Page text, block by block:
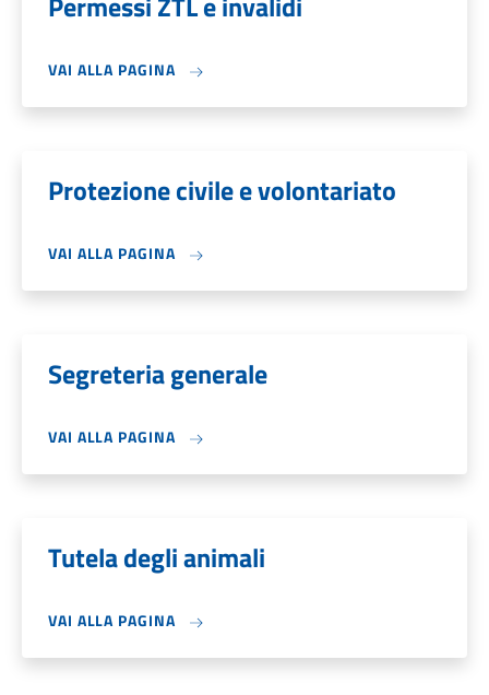
VAI ALLA PAGINA
Protezione civile e volontariato
VAI ALLA PAGINA
Segreteria generale
VAI ALLA PAGINA
Tutela degli animali
VAI ALLA PAGINA